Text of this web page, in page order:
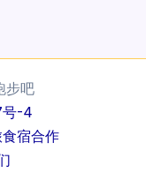
吧
号-4
宿合作